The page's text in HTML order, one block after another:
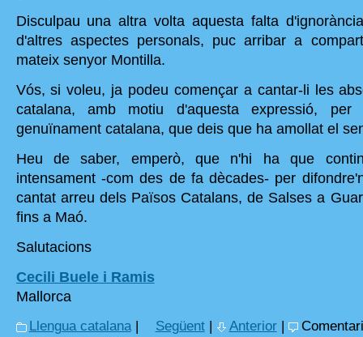
Disculpau una altra volta aquesta falta
d'altres aspectes personals, puc arribar a
mateix senyor Montilla.
Vós, si voleu, ja podeu començar a cantar-li les
catalana, amb motiu d'aquesta expressió,
genuïnament catalana, que deis que ha amollat el
Heu de saber, emperò, que n'hi ha que
intensament -com des de fa dècades- per
cantat arreu dels Països Catalans, de Salses a
fins a Maó.
Salutacions
Cecili Buele i Ramis
Mallorca
Llengua catalana| Següent| Anterior|